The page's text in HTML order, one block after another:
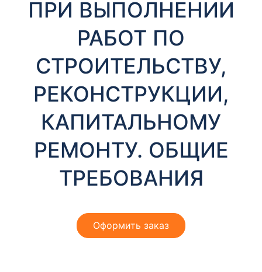
ПРИ ВЫПОЛНЕНИИ
РАБОТ ПО
СТРОИТЕЛЬСТВУ,
РЕКОНСТРУКЦИИ,
КАПИТАЛЬНОМУ
РЕМОНТУ. ОБЩИЕ
ТРЕБОВАНИЯ
Оформить заказ
Необходимые
Они необходимы
функционирования